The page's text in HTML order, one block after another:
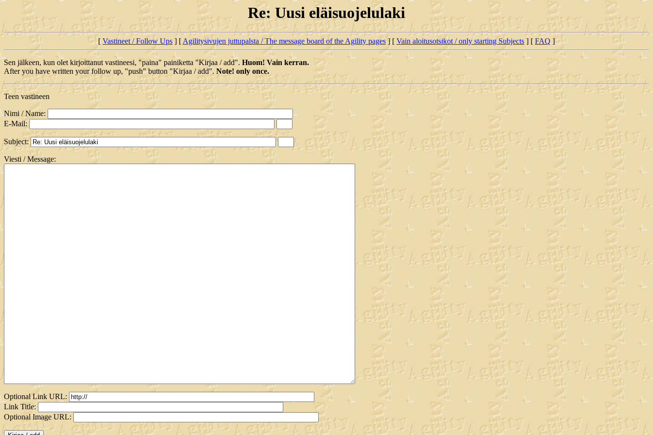
Re: Uusi eläisuojelulaki
[ Vastineet / Follow Ups ] [Agilitysivujen juttupalsta / The message board of the Agility pages] [ Vain aloitusotsikot / only starting Subjects ] [ FAQ ]
Sen jälkeen, kun olet kirjoittanut vastineesi, "paina" painiketta "Kirjaa / add". Huom! Vain kerran.
After you have written your follow up, "push" button "Kirjaa / add". Note! only once.
Teen vastineen
Nimi / Name:
E-Mail:
Subject:
Viesti / Message:
Optional Link URL:
Link Title:
Optional Image URL: